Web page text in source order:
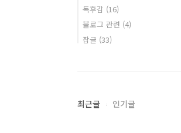
독후감 (16)
블로그 관련 (4)
잡글 (33)
최근글 인기글